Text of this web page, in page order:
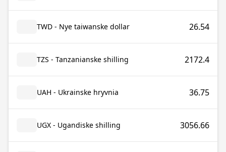
TWD - Nye taiwanske dollar 26.54
TZS - Tanzanianske shilling 2172.4
UAH - Ukrainske hryvnia 36.75
UGX - Ugandiske shilling 3056.66